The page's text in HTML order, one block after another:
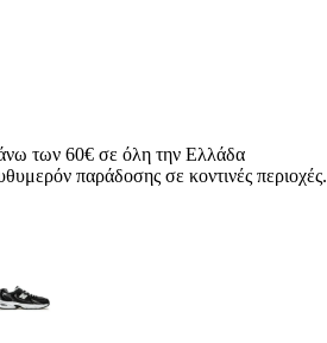
των 60€ σε όλη την Ελλάδα
παράδοσης σε κοντινές περιοχές.